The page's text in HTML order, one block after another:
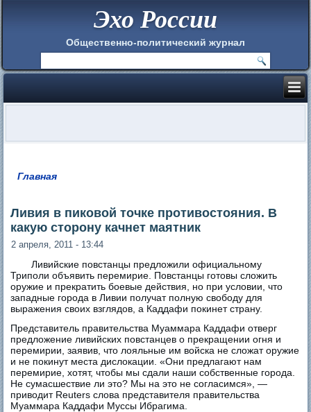
Эхо России
Общественно-политический журнал
Главная
Ливия в пиковой точке противостояния. В
какую сторону качнет маятник
2 апреля, 2011 - 13:44
Ливийские повстанцы предложили официальному
Триполи объявить перемирие. Повстанцы готовы сложить
оружие и прекратить боевые действия, но при условии, что
западные города в Ливии получат полную свободу для
выражения своих взглядов, а Каддафи покинет страну.
Представитель правительства Муаммара Каддафи отверг
предложение ливийских повстанцев о прекращении огня и
перемирии, заявив, что лояльные им войска не сложат оружие
и не покинут места дислокации. «Они предлагают нам
перемирие, хотят, чтобы мы сдали наши собственные города.
Не сумасшествие ли это? Мы на это не согласимся», —
приводит Reuters слова представителя правительства
Муаммара Каддафи Муссы Ибрагима.